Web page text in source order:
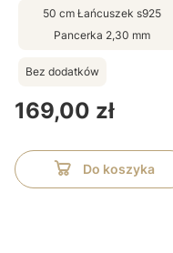
50 cm Łańcuszek s925
Pancerka 2,30 mm
Bez dodatków
Cena
169,00 zł
Do koszyka